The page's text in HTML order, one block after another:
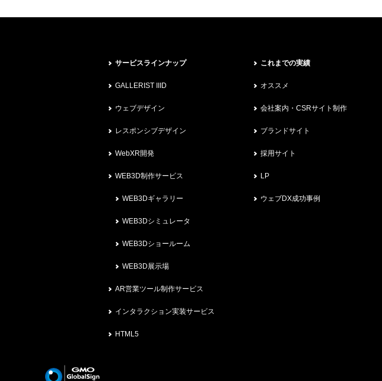
サービスラインナップ
GALLERIST IIID
ウェブデザイン
レスポンシブデザイン
WebXR開発
WEB3D制作サービス
WEB3Dギャラリー
WEB3Dシミュレータ
WEB3Dショールーム
WEB3D展示場
AR営業ツール制作サービス
インタラクション実装サービス
HTML5
これまでの実績
オススメ
会社案内・CSRサイト制作
ブランドサイト
採用サイト
LP
ウェブDX成功事例